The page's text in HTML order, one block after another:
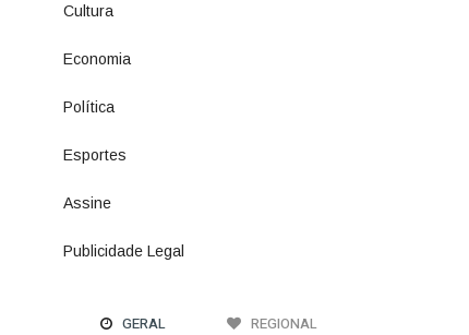
Cultura
Economia
Política
Esportes
Assine
Publicidade Legal
GERAL REGIONAL